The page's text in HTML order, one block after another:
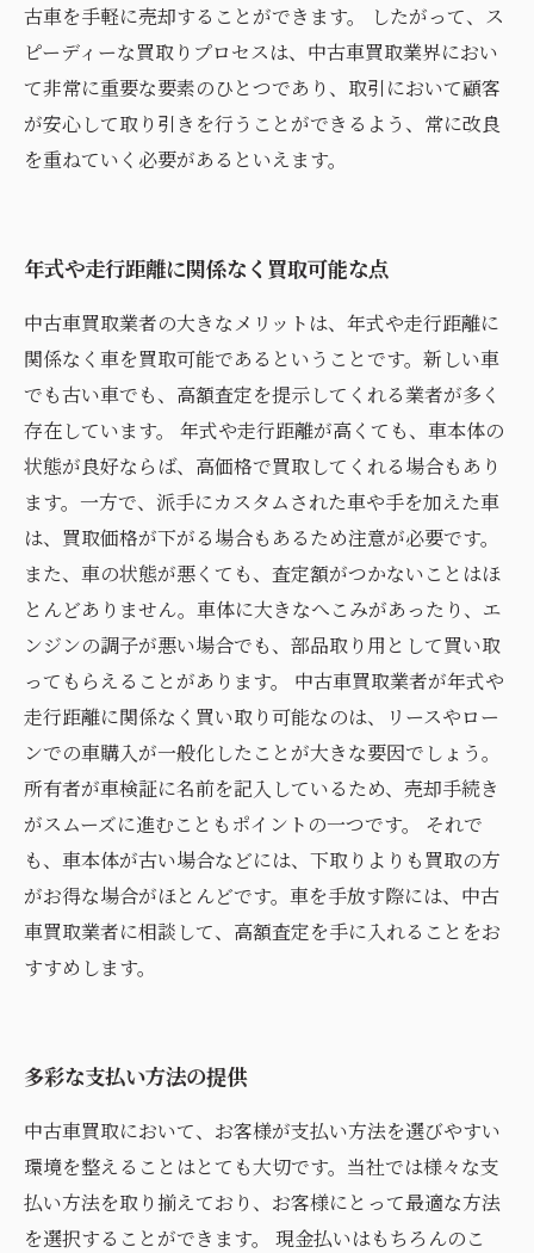
古車を手軽に売却することができます。 したがって、ス
ピーディーな買取りプロセスは、中古車買取業界におい
て非常に重要な要素のひとつであり、取引において顧客
が安心して取り引きを行うことができるよう、常に改良
を重ねていく必要があるといえます。
年式や走行距離に関係なく買取可能な点
中古車買取業者の大きなメリットは、年式や走行距離に
関係なく車を買取可能であるということです。新しい車
でも古い車でも、高額査定を提示してくれる業者が多く
存在しています。 年式や走行距離が高くても、車本体の
状態が良好ならば、高価格で買取してくれる場合もあり
ます。一方で、派手にカスタムされた車や手を加えた車
は、買取価格が下がる場合もあるため注意が必要です。
また、車の状態が悪くても、査定額がつかないことはほ
とんどありません。車体に大きなへこみがあったり、エ
ンジンの調子が悪い場合でも、部品取り用として買い取
ってもらえることがあります。 中古車買取業者が年式や
走行距離に関係なく買い取り可能なのは、リースやロー
ンでの車購入が一般化したことが大きな要因でしょう。
所有者が車検証に名前を記入しているため、売却手続き
がスムーズに進むこともポイントの一つです。 それで
も、車本体が古い場合などには、下取りよりも買取の方
がお得な場合がほとんどです。車を手放す際には、中古
車買取業者に相談して、高額査定を手に入れることをお
すすめします。
多彩な支払い方法の提供
中古車買取において、お客様が支払い方法を選びやすい
環境を整えることはとても大切です。当社では様々な支
払い方法を取り揃えており、お客様にとって最適な方法
を選択することができます。 現金払いはもちろんのこ